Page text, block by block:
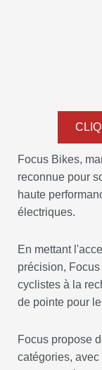
Focus Bikes,
reconnue pour
haute
électriques.
En mettant
précision,
cyclistes à la
de pointe pour
Focus propose
catégories,